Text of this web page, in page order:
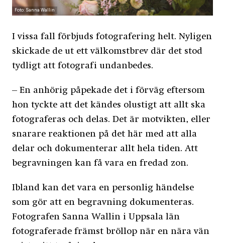
Foto: Sanna Wallin
I vissa fall förbjuds fotografering helt. Nyligen
skickade de ut ett välkomstbrev där det stod
tydligt att fotografi undanbedes.
– En anhörig påpekade det i förväg eftersom
hon tyckte att det kändes olustigt att allt ska
fotograferas och delas. Det är motvikten, eller
snarare reaktionen på det här med att alla
delar och dokumenterar allt hela tiden. Att
begravningen kan få vara en fredad zon.
Ibland kan det vara en personlig händelse
som gör att en begravning dokumenteras.
Fotografen Sanna Wallin i Uppsala län
fotograferade främst bröllop när en nära vän